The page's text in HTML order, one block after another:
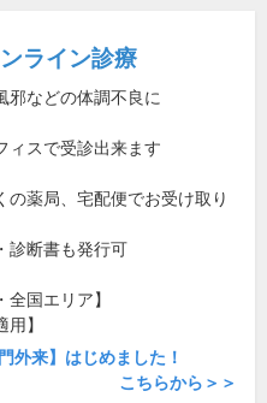
ライン診療
邪などの体調不良に
ィスで受診出来ます
の薬局、宅配便でお受け取り
診断書も発行可
全国エリア】
用】
外来】はじめました！
こちらから＞＞